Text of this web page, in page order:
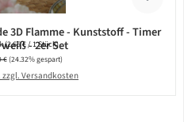
3D Flamme - Kunststoff - Timer
- 2er Set
(2,65 € / 1 Stück)
Preis:
€(24.32% gespart)
zzgl. Versandkosten